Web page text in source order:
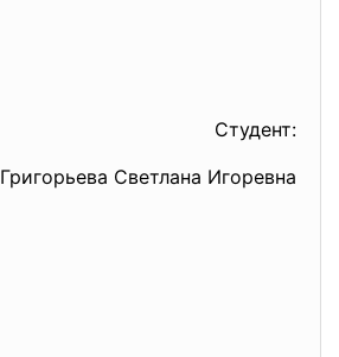
Студент:
Григорьева Светлана Игоревна